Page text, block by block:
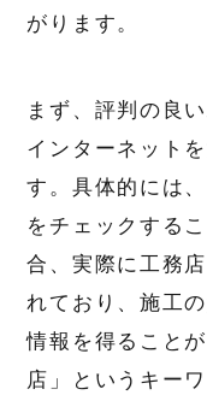
がります。
まず、評判の良
インターネット
す。具体的には
をチェックする
合、実際に工務
れており、施工
情報を得ること
店」というキー